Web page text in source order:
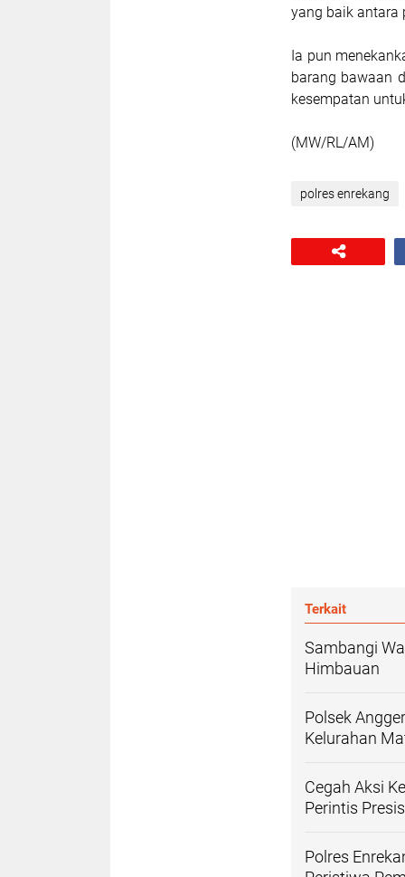
yang baik antara
Ia pun
barang bawaan
kesempatan
(MW/RL/AM)
polres enrekang
Terkait
Sambangi
Himbauan
Polsek
Kelurahan
Cegah Aksi
Perintis
Polres